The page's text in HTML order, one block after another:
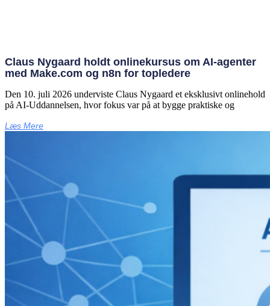
Claus Nygaard holdt onlinekursus om AI‑agenter
med Make.com og n8n for topledere
Den 10. juli 2026 underviste Claus Nygaard et eksklusivt onlinehold
på AI‑Uddannelsen, hvor fokus var på at bygge praktiske og
Læs Mere